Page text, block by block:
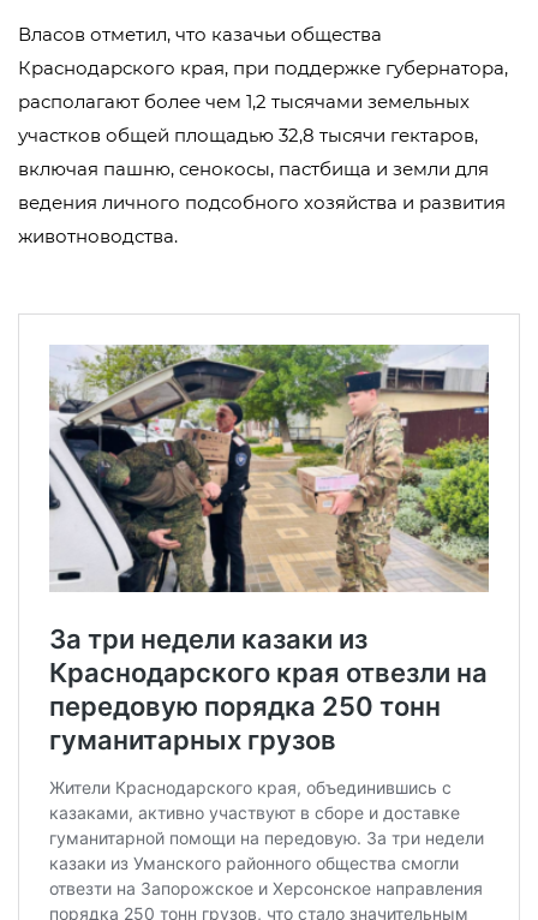
Власов отметил, что казачьи общества
Краснодарского края, при поддержке губернатора,
располагают более чем 1,2 тысячами земельных
участков общей площадью 32,8 тысячи гектаров,
включая пашню, сенокосы, пастбища и земли для
ведения личного подсобного хозяйства и развития
животноводства.